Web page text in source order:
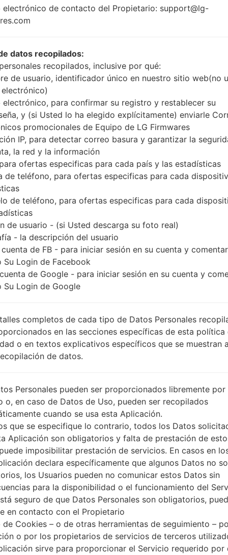
Snapdragon 410
Buy accessories on
Página principal →Serie →LG G4 Stylus → LGH635
LGH635(LGH635)
electrónico de contacto del Propietario: support@lg-
datos recopilados:
recopilados, inclusive por qué:
de usuario, identificador único en nuestro sitio web(no
electrónico, para confirmar su registro y restablecer su
y (si Usted lo ha elegido explícitamente) enviarle
promocionales de Equipo de LG Firmwares
IP, para detectar correo basura y garantizar la
la red y la información
ofertas especificas para cada país y las estadísticas
de teléfono, para ofertas especificas para cada
de teléfono, para ofertas especificas para cada
de usuario - (si Usted descarga su foto real)
- la descripción del usuario
cuenta de FB - para iniciar sesión en su cuenta y comentar
Su Login de Facebook
de Google - para iniciar sesión en su cuenta y
Su Login de Google
completos de cada tipo de Datos Personales
en las secciones específicas de esta política
o en textos explicativos específicos que se muestran
de datos.
Personales pueden ser proporcionados libremente por
o, en caso de Datos de Uso, pueden ser recopilados
cuando se usa esta Aplicación.
que se especifique lo contrario, todos los Datos
Aplicación son obligatorios y falta de prestación de
imposibilitar prestación de servicios. En casos en
declara específicamente que algunos Datos no
los Usuarios pueden no comunicar estos Datos sin
para la disponibilidad o el funcionamiento del
seguro de que Datos Personales son obligatorios,
en contacto con el Propietario
de Cookies – o de otras herramientas de seguimiento –
o por los propietarios de servicios de terceros
sirve para proporcionar el Servicio requerido por